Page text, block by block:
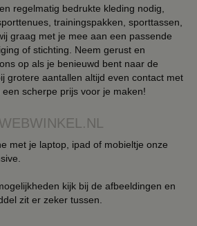
regelmatig bedrukte kleding nodig,
trainingspakken, sporttassen,
graag met je mee aan een passende
of stichting. Neem gerust en
op als je benieuwd bent naar de
grotere aantallen altijd even contact met
scherpe prijs voor je maken!
met je laptop, ipad of mobieltje onze
kijk bij de afbeeldingen en
zit er zeker tussen.